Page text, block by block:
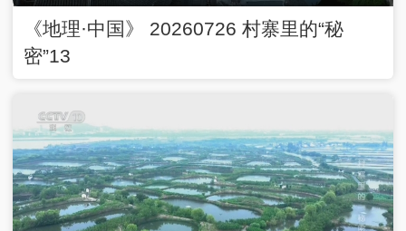
《地理·中国》 20260726 村寨里的“秘
密”13